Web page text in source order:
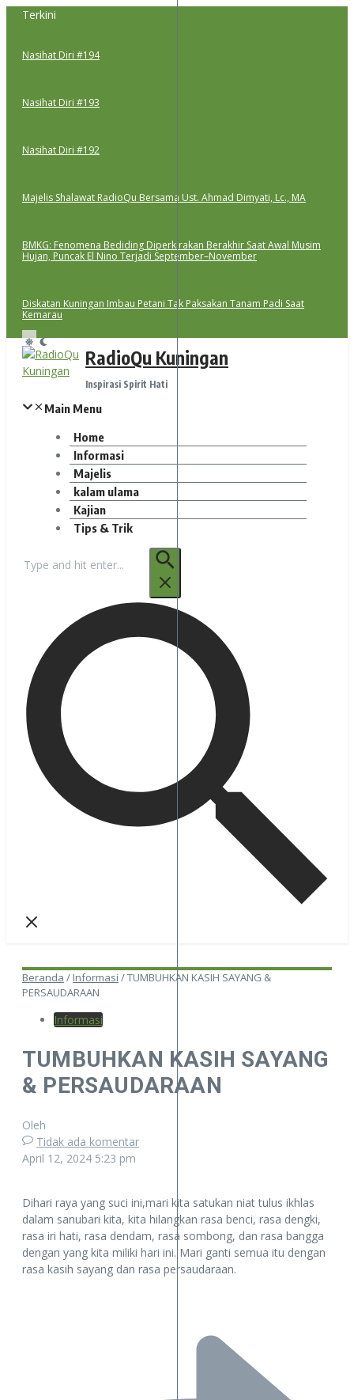
Lewati
Terkini
Nasihat Diri #194
Nasihat Diri #193
Nasihat Diri #192
Majelis Shalawat RadioQu Bersama Ust. Ahmad Dimyati, Lc., MA
BMKG: Fenomena Bediding Diperkirakan Berakhir Saat Awal Musim
Hujan, Puncak El Nino Terjadi September–November
Diskatan Kuningan Imbau Petani Tak Paksakan Tanam Padi Saat
Kemarau
RadioQu Kuningan
Inspirasi Spirit Hati
Main Menu
Home
Informasi
Majelis
kalam ulama
Kajian
Tips & Trik
untuk:
Beranda / Informasi /TUMBUHKAN KASIH SAYANG &
PERSAUDARAAN
Informasi
TUMBUHKAN KASIH SAYANG
& PERSAUDARAAN
Oleh
Tidak ada komentar
April 12, 2024 5:23 pm
Dihari raya yang suci ini,mari kita satukan niat tulus ikhlas
dalam sanubari kita, kita hilangkan rasa benci, rasa dengki,
rasa iri hati, rasa dendam, rasa sombong, dan rasa bangga
dengan yang kita miliki hari ini. Mari ganti semua itu dengan
rasa kasih sayang dan rasa persaudaraan.